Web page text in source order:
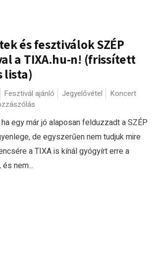
és fesztiválok SZÉP
a TIXA.hu-n! (frissített
lista)
Fesztivál ajánló Jegyelővétel
Koncert
egy már jó alaposan felduzzadt a SZÉP
de egyszerűen nem tudjuk mire
a TIXA is kínál gyógyírt erre a
nem...